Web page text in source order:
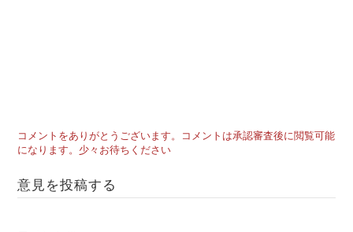
コメントをありがとうございます。コメントは承認審査後に閲覧可能
になります。少々お待ちください
意見を投稿する